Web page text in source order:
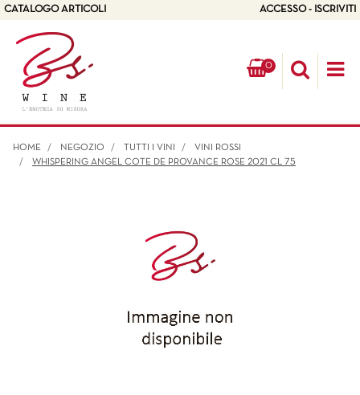
CATALOGO ARTICOLI ACCESSO - ISCRIVITI
0
HOME NEGOZIO TUTTI I VINI
VINI ROSSI
WHISPERING ANGEL COTE DE PROVANCE ROSE 2021 CL 75